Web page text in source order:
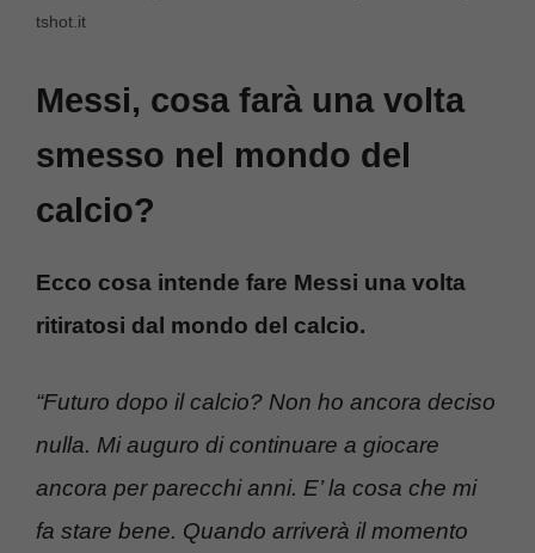
tshot.it
Messi, cosa farà una volta
smesso nel mondo del
calcio?
Ecco cosa intende fare Messi una volta
ritiratosi dal mondo del calcio.
“Futuro dopo il calcio? Non ho ancora deciso
nulla. Mi auguro di continuare a giocare
ancora per parecchi anni. E’ la cosa che mi
fa stare bene. Quando arriverà il momento